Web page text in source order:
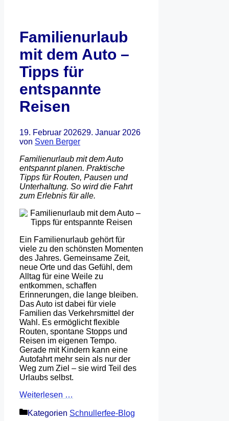
Familienurlaub
mit dem Auto –
Tipps für
entspannte
Reisen
19. Februar 202629. Januar 2026
von Sven Berger
Familienurlaub mit dem Auto
entspannt planen. Praktische
Tipps für Routen, Pausen und
Unterhaltung. So wird die Fahrt
zum Erlebnis für alle.
Ein Familienurlaub gehört für
viele zu den schönsten Momenten
des Jahres. Gemeinsame Zeit,
neue Orte und das Gefühl, dem
Alltag für eine Weile zu
entkommen, schaffen
Erinnerungen, die lange bleiben.
Das Auto ist dabei für viele
Familien das Verkehrsmittel der
Wahl. Es ermöglicht flexible
Routen, spontane Stopps und
Reisen im eigenen Tempo.
Gerade mit Kindern kann eine
Autofahrt mehr sein als nur der
Weg zum Ziel – sie wird Teil des
Urlaubs selbst.
Weiterlesen …
Kategorien Schnullerfee-Blog